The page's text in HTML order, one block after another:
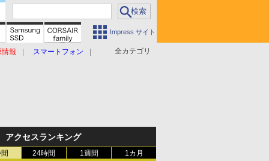
Impress サイト
全カテゴリ
情報 スマートフォン
アクセスランキング
24時間 1週間 1カ月